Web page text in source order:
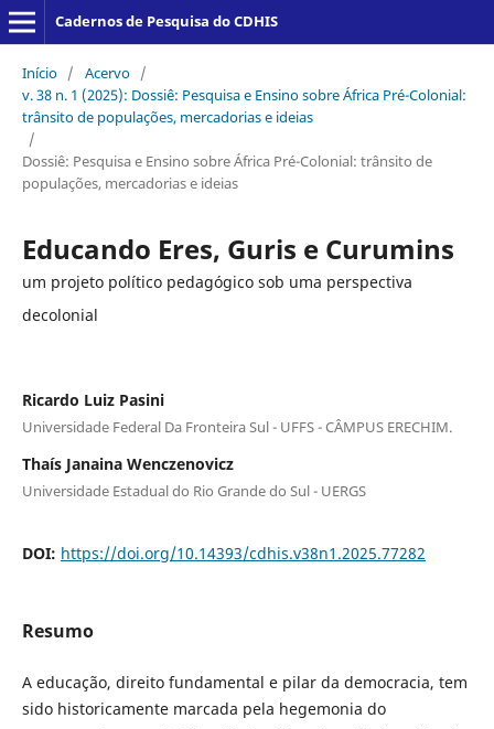
Cadernos de Pesquisa do CDHIS
Início / Acervo /
v. 38 n. 1 (2025): Dossiê: Pesquisa e Ensino sobre África Pré-Colonial:
trânsito de populações, mercadorias e ideias
/
Dossiê: Pesquisa e Ensino sobre África Pré-Colonial: trânsito de
populações, mercadorias e ideias
Educando Eres, Guris e Curumins
um projeto político pedagógico sob uma perspectiva
decolonial
Ricardo Luiz Pasini
Universidade Federal Da Fronteira Sul - UFFS - CÂMPUS ERECHIM.
Thaís Janaina Wenczenovicz
Universidade Estadual do Rio Grande do Sul - UERGS
DOI: https://doi.org/10.14393/cdhis.v38n1.2025.77282
Resumo
A educação, direito fundamental e pilar da democracia, tem
sido historicamente marcada pela hegemonia do